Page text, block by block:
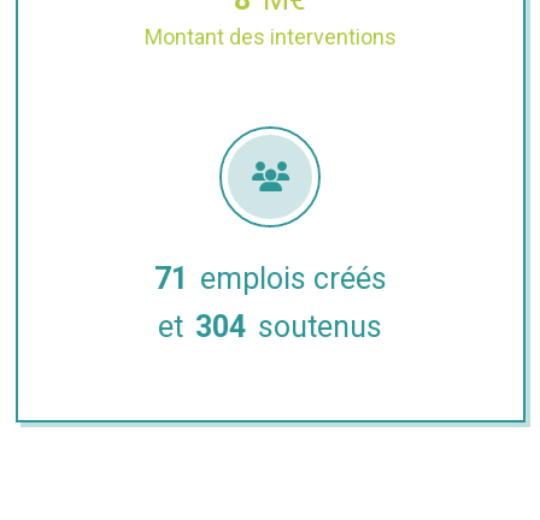
Montant des interventions
71 emplois créés
et 304 soutenus